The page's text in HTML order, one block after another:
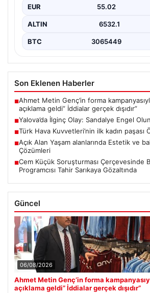
EUR 55.02
ALTIN 6532.1
BTC 3065449
Son Eklenen Haberler
■Ahmet Metin Genç’in forma
açıklama geldi” İddialar gerçek dışıdır”
■Yalova’da İlginç Olay: Sandalye Engel
■Türk Hava Kuvvetleri’nin ilk kadın paşası
■Açık Alan Yaşam alanlarında Estetik ve
Çözümleri
■Cem Küçük Soruşturması Çerçevesinde
Programcısı Tahir Sarıkaya Gözaltında
Güncel
06/08/2026
Ahmet Metin Genç’in forma
açıklama geldi” İddialar gerçek dışıdır”